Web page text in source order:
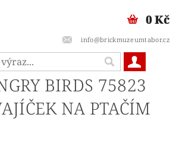
info@brickmuzeumtabor.cz
0 Kč
BIRDS 75823
NA PTAČÍM